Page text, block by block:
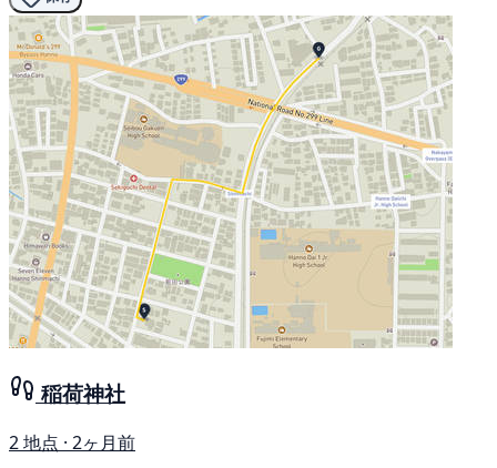
稲荷神社
2 地点 · 2ヶ月前